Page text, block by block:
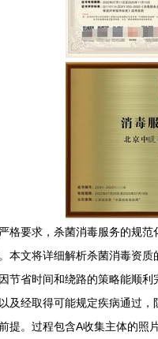
要求，杀菌消毒服务的规
本文将详细解析杀菌消毒资
节省时间和绕路的策略能顺
及经取得可能规定疾病通过
。过程包含A收集主体的